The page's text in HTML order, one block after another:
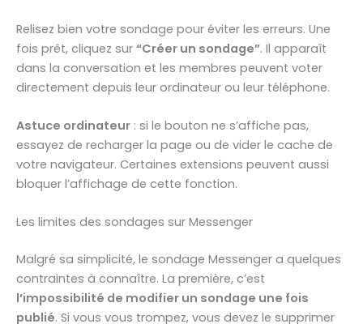
Relisez bien votre sondage pour éviter les erreurs. Une
fois prêt, cliquez sur “Créer un sondage”. Il apparaît
dans la conversation et les membres peuvent voter
directement depuis leur ordinateur ou leur téléphone.
Astuce ordinateur : si le bouton ne s’affiche pas,
essayez de recharger la page ou de vider le cache de
votre navigateur. Certaines extensions peuvent aussi
bloquer l’affichage de cette fonction.
Les limites des sondages sur Messenger
Malgré sa simplicité, le sondage Messenger a quelques
contraintes à connaître. La première, c’est
l’impossibilité de modifier un sondage une fois
publié. Si vous vous trompez, vous devez le supprimer